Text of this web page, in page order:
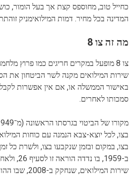
כחייל טוב, מחוספס קצת אך בעל הומור,
המדינה בכל מחיר. דמות המילואימניק
מה זה צו 8
באישור הממשלה או, אם אין אפשרות
סמכותו לאחרים.
בצו, לכל יוצא-צבא הנמנה עם כוחות
בצו, במקום ובזמן שנקבעו בצו, ולשרת כל
שירות המילואים, שנחקק ב-2008, שבו ההוראות לסעיף 8.